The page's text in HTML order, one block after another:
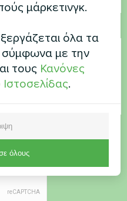
μάρκετινγκ.
όλα τα
με την
τους Κανόνες
.
όλους